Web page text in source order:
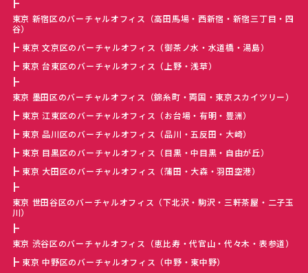
東京 新宿区のバーチャルオフィス（高田馬場・西新宿・新宿三丁目・四
谷）
東京 文京区のバーチャルオフィス（御茶ノ水・水道橋・湯島）
東京 台東区のバーチャルオフィス（上野・浅草）
東京 墨田区のバーチャルオフィス（錦糸町・両国・東京スカイツリー）
東京 江東区のバーチャルオフィス（お台場・有明・豊洲）
東京 品川区のバーチャルオフィス（品川・五反田・大崎）
東京 目黒区のバーチャルオフィス（目黒・中目黒・自由が丘）
東京 大田区のバーチャルオフィス（蒲田・大森・羽田空港）
東京 世田谷区のバーチャルオフィス（下北沢・駒沢・三軒茶屋・二子玉
川）
東京 渋谷区のバーチャルオフィス（恵比寿・代官山・代々木・表参道）
東京 中野区のバーチャルオフィス（中野・東中野）